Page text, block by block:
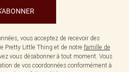
vous acceptez de recevoir des
Pretty Little Thing et de notre famille de
vous désabonner à tout moment. Vous
de vos coordonnées conformément à